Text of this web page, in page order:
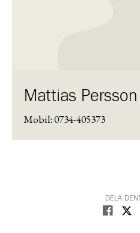
Mattias Persson
Mobil: 0734-405373
DELA
Dela på
Dela